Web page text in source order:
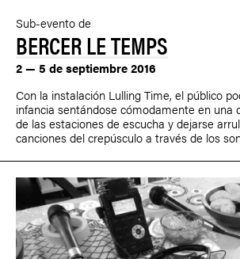
Sub-evento de
BERCER LE TEMPS
2 — 5 de septiembre 2016
Con la instalación Lulling Time, el público
infancia sentándose cómodamente en una
de las estaciones de escucha y dejarse
canciones del crepúsculo a través de los